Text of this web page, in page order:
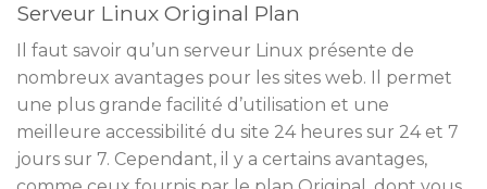
Serveur Linux Original Plan
Il faut savoir qu’un serveur Linux présente de
nombreux avantages pour les sites web. Il permet
une plus grande facilité d’utilisation et une
meilleure accessibilité du site 24 heures sur 24 et 7
jours sur 7. Cependant, il y a certains avantages,